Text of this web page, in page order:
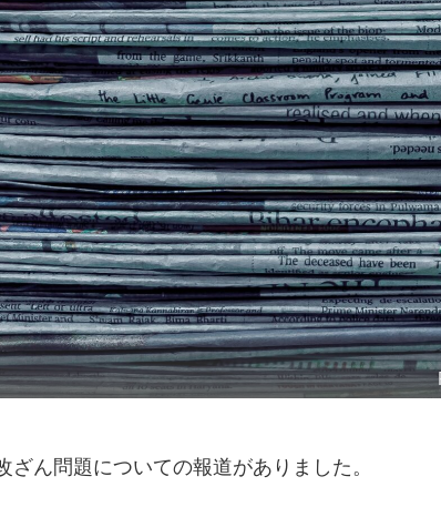
ざん問題についての報道がありました。